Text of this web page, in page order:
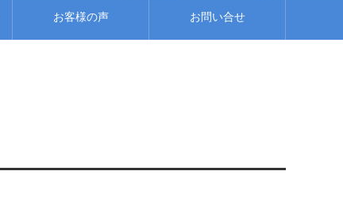
お客様の声 お問い合せ